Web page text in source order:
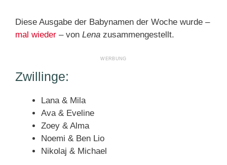
Diese Ausgabe der Babynamen der Woche wurde –
mal wieder – von Lena zusammengestellt.
Zwillinge:
Lana & Mila
Ava & Eveline
Zoey & Alma
Noemi & Ben Lio
Nikolaj & Michael